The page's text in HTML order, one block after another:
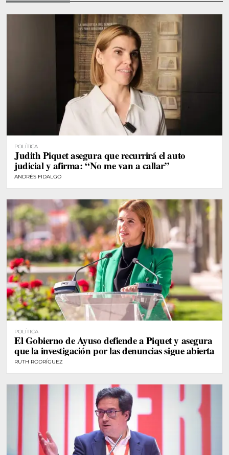
POLÍTICA
Judith Piquet asegura que recurrirá el auto
judicial y afirma: “No me van a callar”
ANDRÉS FIDALGO
POLÍTICA
El Gobierno de Ayuso defiende a Piquet y asegura
que la investigación por las denuncias sigue abierta
RUTH RODRÍGUEZ